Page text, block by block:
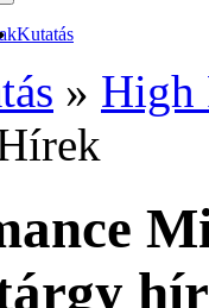
Kutatás
» High
tárgy